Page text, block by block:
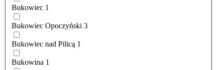
Bukowiec 1
Bukowiec Opoczyński 3
Bukowiec nad Pilicą 1
Bukowina 1